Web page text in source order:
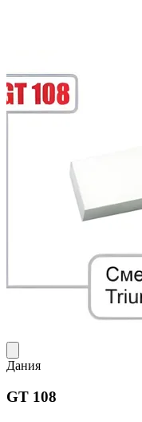
Дания
GT 108